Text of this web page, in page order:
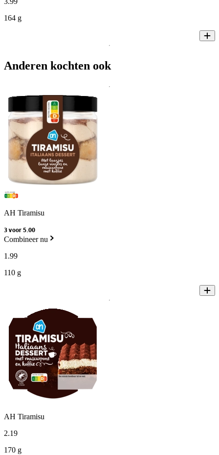
164 g
Anderen kochten ook
AH Tiramisu
3 voor 5.00
Combineer nu
1 .99
110 g
AH Tiramisu
2.19
170 g